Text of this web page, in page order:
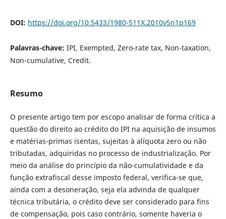
DOI: https://doi.org/10.5433/1980-511X.2010v5n1p169
Palavras-chave: IPI, Exempted, Zero-rate tax, Non-taxation,
Non-cumulative, Credit.
Resumo
O presente artigo tem por escopo analisar de forma crítica a
questão do direito ao crédito do IPI na aquisição de insumos
e matérias-primas isentas, sujeitas à alíquota zero ou não
tributadas, adquiridas no processo de industrialização. Por
meio da análise do princípio da não-cumulatividade e da
função extrafiscal desse imposto federal, verifica-se que,
ainda com a desoneração, seja ela advinda de qualquer
técnica tributária, o crédito deve ser considerado para fins
de compensação, pois caso contrário, somente haveria o